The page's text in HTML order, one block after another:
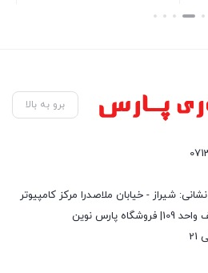
بستن
برو به بالا
Parsnovin.shiraz@gmail.com| نشانی: شیراز - خیابان ملاصدرا مرکز کامپیوتر